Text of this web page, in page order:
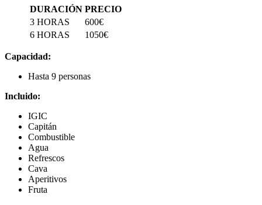
DURACIÓN PRECIO
3 HORAS
600€
6 HORAS
1050€
Capacidad:
Hasta 9 personas
Incluido:
IGIC
Capitán
Combustible
Agua
Refrescos
Cava
Aperitivos
Fruta